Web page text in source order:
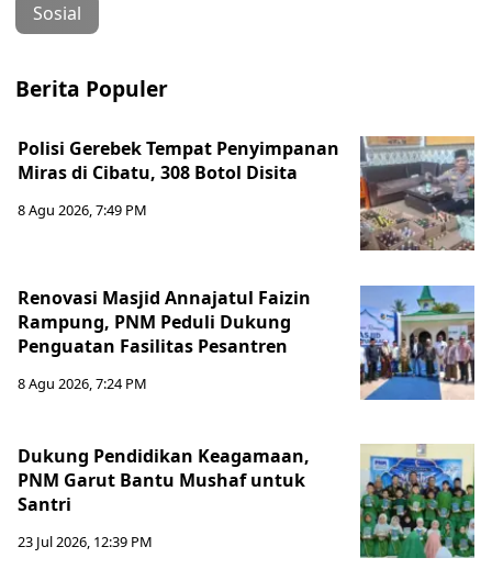
Sosial
Berita Populer
Polisi Gerebek Tempat Penyimpanan
Miras di Cibatu, 308 Botol Disita
8 Agu 2026, 7:49 PM
Renovasi Masjid Annajatul Faizin
Rampung, PNM Peduli Dukung
Penguatan Fasilitas Pesantren
8 Agu 2026, 7:24 PM
Dukung Pendidikan Keagamaan,
PNM Garut Bantu Mushaf untuk
Santri
23 Jul 2026, 12:39 PM